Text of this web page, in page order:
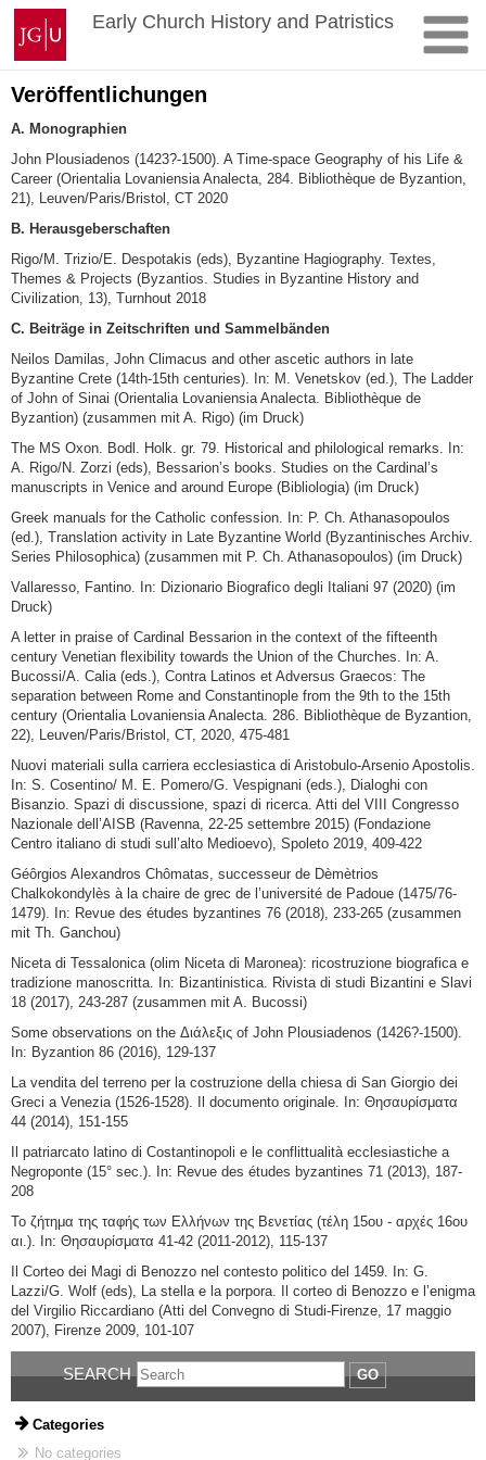
Skip
content
Johannes
Gutenberg
University
Mainz
Early Church History and Patristics
Veröffentlichungen
A. Monographien
John Plousiadenos (1423?-1500). A Time-space Geography of his Life &
Career (Orientalia Lovaniensia Analecta, 284. Bibliothèque de Byzantion,
21), Leuven/Paris/Bristol, CT 2020
B. Herausgeberschaften
Rigo/M. Trizio/E. Despotakis (eds), Byzantine Hagiography. Textes,
Themes & Projects (Byzantios. Studies in Byzantine History and
Civilization, 13), Turnhout 2018
C. Beiträge in Zeitschriften und Sammelbänden
Neilos Damilas, John Climacus and other ascetic authors in late
Byzantine Crete (14th-15th centuries). In: M. Venetskov (ed.), The Ladder
of John of Sinai (Orientalia Lovaniensia Analecta. Bibliothèque de
Byzantion) (zusammen mit A. Rigo) (im Druck)
The MS Oxon. Bodl. Holk. gr. 79. Historical and philological remarks. In:
A. Rigo/N. Zorzi (eds), Bessarion’s books. Studies on the Cardinal’s
manuscripts in Venice and around Europe (Bibliologia) (im Druck)
Greek manuals for the Catholic confession. In: P. Ch. Athanasopoulos
(ed.), Translation activity in Late Byzantine World (Byzantinisches Archiv.
Series Philosophica) (zusammen mit P. Ch. Athanasopoulos) (im Druck)
Vallaresso, Fantino. In: Dizionario Biografico degli Italiani 97 (2020) (im
Druck)
A letter in praise of Cardinal Bessarion in the context of the fifteenth
century Venetian flexibility towards the Union of the Churches. In: A.
Bucossi/A. Calia (eds.), Contra Latinos et Adversus Graecos: The
separation between Rome and Constantinople from the 9th to the 15th
century (Orientalia Lovaniensia Analecta. 286. Bibliothèque de Byzantion,
22), Leuven/Paris/Bristol, CT, 2020, 475-481
Nuovi materiali sulla carriera ecclesiastica di Aristobulo-Arsenio Apostolis.
In: S. Cosentino/ M. E. Pomero/G. Vespignani (eds.), Dialoghi con
Bisanzio. Spazi di discussione, spazi di ricerca. Atti del VIII Congresso
Nazionale dell’AISB (Ravenna, 22-25 settembre 2015) (Fondazione
Centro italiano di studi sull’alto Medioevo), Spoleto 2019, 409-422
Géôrgios Alexandros Chômatas, successeur de Dèmètrios
Chalkokondylès à la chaire de grec de l’université de Padoue (1475/76-
1479). In: Revue des études byzantines 76 (2018), 233-265 (zusammen
mit Th. Ganchou)
Niceta di Tessalonica (olim Niceta di Maronea): ricostruzione biografica e
tradizione manoscritta. In: Bizantinistica. Rivista di studi Bizantini e Slavi
18 (2017), 243-287 (zusammen mit A. Bucossi)
Some observations on the Διάλεξις of John Plousiadenos (1426?-1500).
In: Byzantion 86 (2016), 129-137
La vendita del terreno per la costruzione della chiesa di San Giorgio dei
Greci a Venezia (1526-1528). Il documento originale. In: Θησαυρίσματα
44 (2014), 151-155
Il patriarcato latino di Costantinopoli e le conflittualità ecclesiastiche a
Negroponte (15° sec.). In: Revue des études byzantines 71 (2013), 187-
208
Το ζήτημα της ταφής των Ελλήνων της Βενετίας (τέλη 15ου - αρχές 16ου
αι.). In: Θησαυρίσματα 41-42 (2011-2012), 115-137
Il Corteo dei Magi di Benozzo nel contestο politico del 1459. In: G.
Lazzi/G. Wolf (eds), La stella e la porpora. Il corteo di Benozzo e l’enigma
del Virgilio Riccardiano (Atti del Convegno di Studi-Firenze, 17 maggio
2007), Firenze 2009, 101-107
SEARCH GO
Categories
No categories